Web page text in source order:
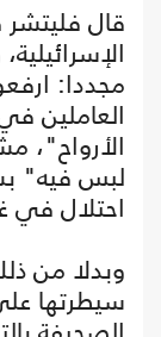
قال
مجددا:
العاملين
الأرواح"،
لبس فيه"
احتلال في
وبدلا من
سيطرتها